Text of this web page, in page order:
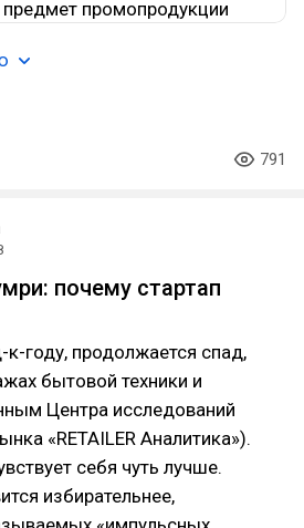
791
почему стартап
году, продолжается спад,
бытовой техники и
Центра исследований
«RETAILER Аналитика»).
себя чуть лучше.
избирательнее,